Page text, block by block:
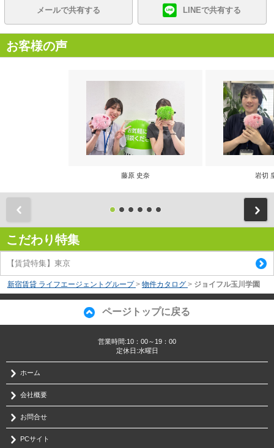
メールで共有する LINEで共有する
お客様の声
藤原 史奈 岩切
こだわり特集
【賃貸特集】東京
新宿賃貸 ライフエージェントグループ > 物件カタログ > ジョイフル玉川学園
ページトップに戻る
営業時間:10：00～19：00
定休日:水曜日
ホーム
会社概要
お問合せ
PCサイト